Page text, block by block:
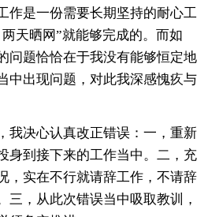
作是一份需要长期坚持的耐心工
天晒网”就能够完成的。而如
问题恰恰在于我没有能够恒定地
中出现问题，对此我深感愧疚与
我决心认真改正错误：一，重新
身到接下来的工作当中。二，充
，实在不行就请辞工作，不请辞
三，从此次错误当中吸取教训，